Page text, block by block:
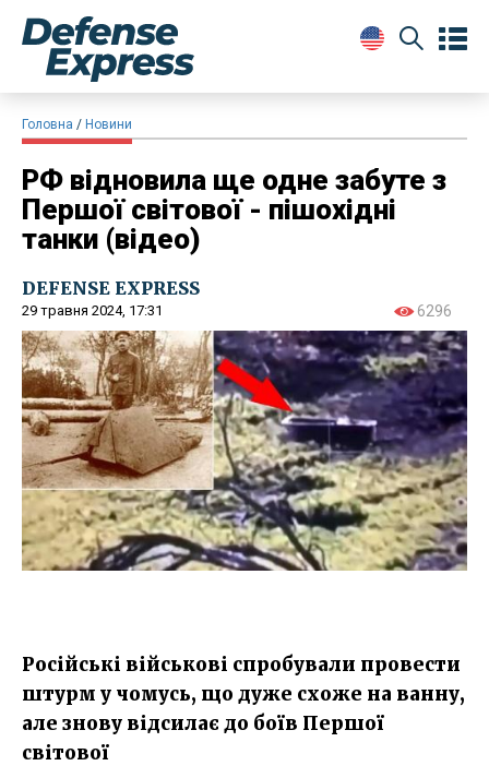
Головна Новини
РФ відновила ще одне забуте з
Першої світової - пішохідні
танки (відео)
DEFENSE EXPRESS
29 травня 2024, 17:31 6296
Російські військові спробували провести
штурм у чомусь, що дуже схоже на ванну,
але знову відсилає до боїв Першої
світової